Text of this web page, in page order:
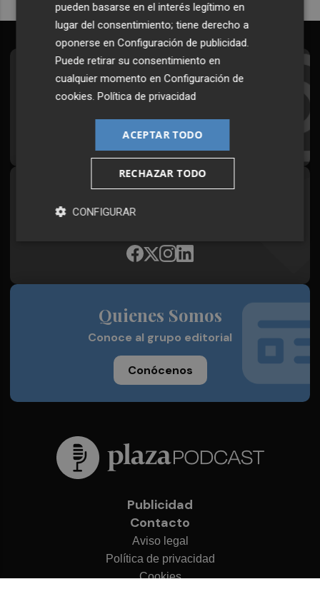
Suscríbete al Boletín
Todos los días a primera hora en tu email
¡Quiero suscribirme!
Síguenos en redes
Plaza Podcast, desde cualquier medio
Quienes Somos
Conoce al grupo editorial
Conócenos
Publicidad
Contacto
Aviso legal
Política de privacidad
Cookies
pueden basarse en el interés legítimo en
lugar del consentimiento; tiene derecho a
oponerse enConfiguración de publicidad.
Puede retirar su consentimiento en
cualquier momento enConfiguración de
cookies.Política de privacidad
ACEPTAR TODO
RECHAZAR TODO
CONFIGURAR